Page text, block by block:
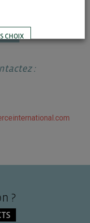
:
?
CHOIX